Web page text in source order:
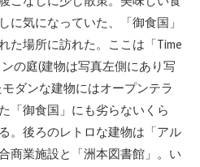
に気になっていた、「御食国」
た場所に訪れた。ここは「Time
の庭(建物は写真左側にあり写
ダンな建物にはオープンテラ
「御食国」にも劣らないくら
。後ろのレトロな建物は「アル
商業施設と「洲本図書館」。い